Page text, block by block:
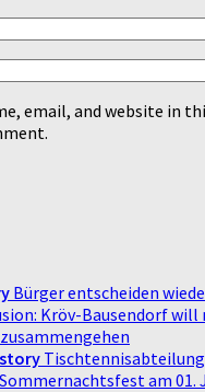
email, and website in
Bürger entscheiden
Kröv-Bausendorf
Tischtennisabteilung
am 01.